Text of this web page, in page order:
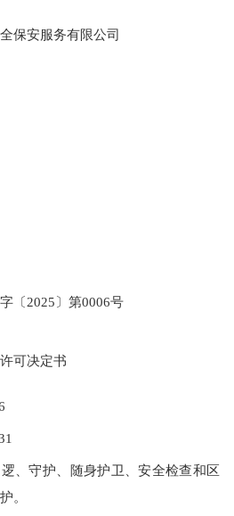
保安服务有限公司
〔2025〕第0006号
可决定书
、守护、随身护卫、安全检查和区
。